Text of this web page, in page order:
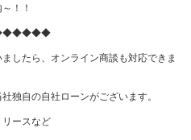
！！
したら、オンライン商談も対応できま
独自の自社ローンがございます。
ースなど